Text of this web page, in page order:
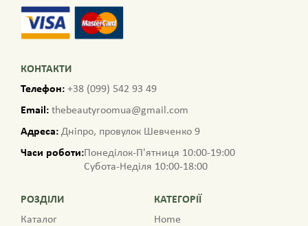
КОНТАКТИ
Телефон: +38 (099) 542 93 49
Email: thebeautyroomua@gmail.com
Адреса: Дніпро, провулок Шевченко 9
Часи роботи:Понеділок-П'ятниця 10:00-19:00
Субота-Неділя 10:00-18:00
РОЗДІЛИ
Каталог
КАТЕГОРІЇ
Home